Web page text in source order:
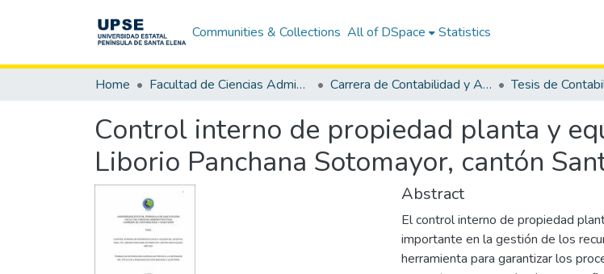
Communities & Collections All of DSpace Statistics
Home Facultad de Ciencias Administrativas Carrera de Contabilidad y Auditoría
Control interno de propiedad planta y
Liborio Panchana Sotomayor, cantón
Abstract
El control interno de propiedad
importante en la gestión de los
herramienta para garantizar los